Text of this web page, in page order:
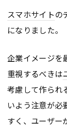
スマホサイトの
になりました。
企業イメージを
重視するべきは
考慮して作られ
いよう注意が必
すく、ユーザー